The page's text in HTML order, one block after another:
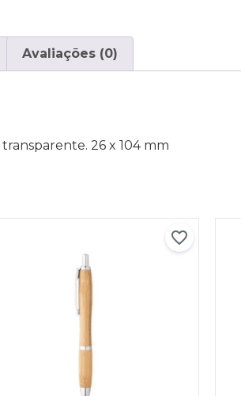
Avaliações (0)
26 x 104 mm